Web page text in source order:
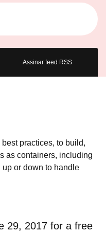
Assinar feed RSS
practices, to build,
as containers, including
or down to handle
29, 2017 for a free